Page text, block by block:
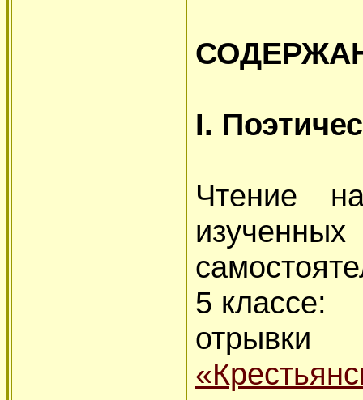
I.
Чтение
5 классе: